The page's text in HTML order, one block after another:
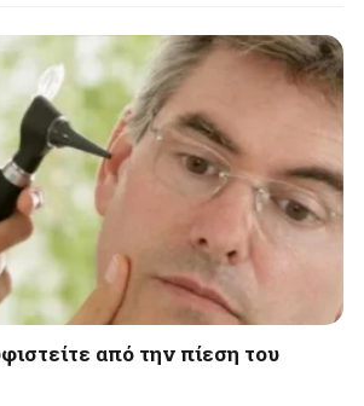
από την πίεση του